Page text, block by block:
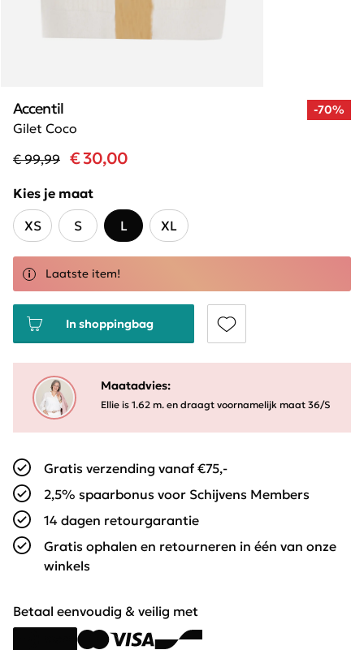
-70%
Gilet Coco
Accentil
€ 99,99 € 30,00
Kies je maat
XS
S L XL
Laatste item!
In shoppingbag
Maatadvies:
Ellie is 1.62 m. en draagt voornamelijk maat 36/S
Gratis verzending vanaf €75,-
2,5% spaarbonus voor Schijvens Members
14 dagen retourgarantie
Gratis ophalen en retourneren in één van onze
winkels
Betaal eenvoudig & veilig met